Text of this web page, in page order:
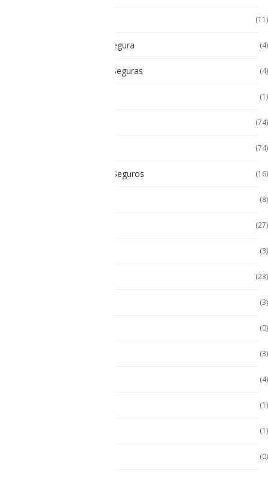
(11)
Cámara Intrínsecamente Segura (4)
Cámaras Intrínsecamente Seguras (4)
(1)
(74)
(74)
Celulares Intrínsecamente Seguros (16)
(8)
(27)
(3)
(23)
(3)
(0)
(3)
(4)
(1)
(1)
(0)